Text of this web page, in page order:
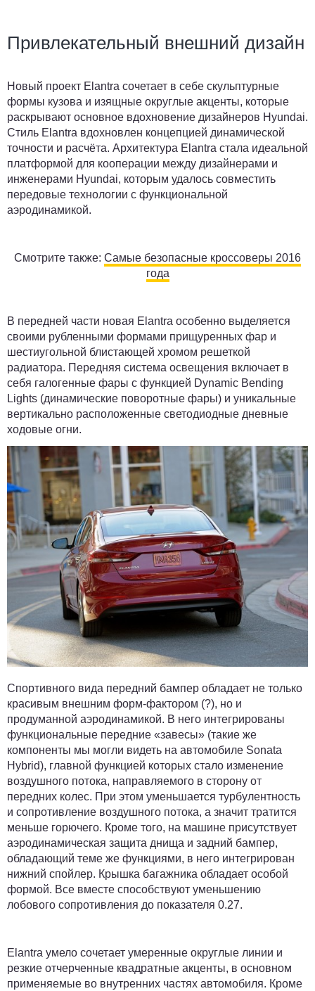
Привлекательный внешний дизайн
Новый проект Elantra сочетает в себе скульптурные
формы кузова и изящные округлые акценты, которые
раскрывают основное вдохновение дизайнеров Hyundai.
Стиль Elantra вдохновлен концепцией динамической
точности и расчёта. Архитектура Elantra стала идеальной
платформой для кооперации между дизайнерами и
инженерами Hyundai, которым удалось совместить
передовые технологии с функциональной
аэродинамикой.
Смотрите также: Самые безопасные кроссоверы 2016
года
В передней части новая Elantra особенно выделяется
своими рубленными формами прищуренных фар и
шестиугольной блистающей хромом решеткой
радиатора. Передняя система освещения включает в
себя галогенные фары с функцией Dynamic Bending
Lights (динамические поворотные фары) и уникальные
вертикально расположенные светодиодные дневные
ходовые огни.
Спортивного вида передний бампер обладает не только
красивым внешним форм-фактором (?), но и
продуманной аэродинамикой. В него интегрированы
функциональные передние «завесы» (такие же
компоненты мы могли видеть на автомобиле Sonata
Hybrid), главной функцией которых стало изменение
воздушного потока, направляемого в сторону от
передних колес. При этом уменьшается турбулентность
и сопротивление воздушного потока, а значит тратится
меньше горючего. Кроме того, на машине присутствует
аэродинамическая защита днища и задний бампер,
обладающий теме же функциями, в него интегрирован
нижний спойлер. Крышка багажника обладает особой
формой. Все вместе способствуют уменьшению
лобового сопротивления до показателя 0.27.
Elantra умело сочетает умеренные округлые линии и
резкие отчерченные квадратные акценты, в основном
применяемые во внутренних частях автомобиля. Кроме